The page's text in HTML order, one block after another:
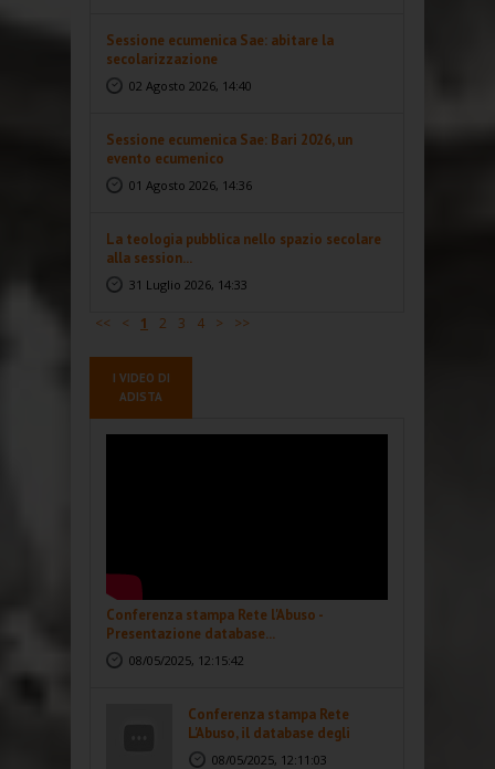
Sessione ecumenica Sae: abitare la
secolarizzazione
02 Agosto 2026, 14:40
Sessione ecumenica Sae: Bari 2026, un
evento ecumenico
01 Agosto 2026, 14:36
La teologia pubblica nello spazio secolare
alla session...
31 Luglio 2026, 14:33
<< < 1 2 3 4 > >>
I VIDEO DI
ADISTA
Conferenza stampa Rete l'Abuso -
Presentazione database...
08/05/2025, 12:15:42
Conferenza stampa Rete
L'Abuso, il database degli
abusi...08/05/2025, 12:11:03